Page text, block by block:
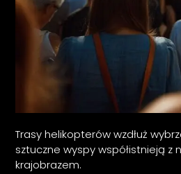
Trasy helikopterów wzdłuż
sztuczne wyspy współistnieją z
krajobrazem.